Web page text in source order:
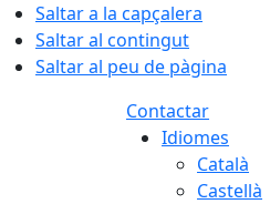
Saltar a la capçalera
Saltar al contingut
Saltar al peu de pàgina
Contactar
Idiomes
Català
Castellà